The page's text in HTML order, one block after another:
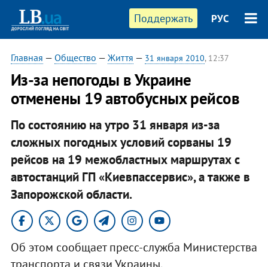
Поддержать РУС
Главная — Общество — Життя — 31 января 2010, 12:37
Из-за непогоды в Украине
отменены 19 автобусных рейсов
По состоянию на утро 31 января из-за
сложных погодных условий сорваны 19
рейсов на 19 межобластных маршрутах с
автостанций ГП «Киевпассервис», а также в
Запорожской области.
Об этом сообщает пресс-служба Министерства
транспорта и связи Украины.